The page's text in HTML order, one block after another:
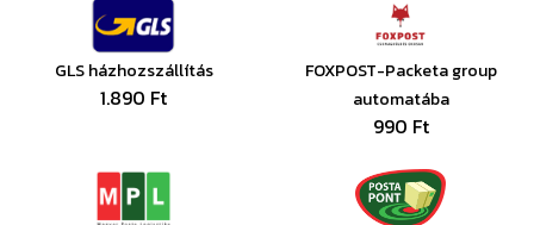
GLS házhozszállítás
1.890 Ft
FOXPOST-Packeta group
automatába
990 Ft